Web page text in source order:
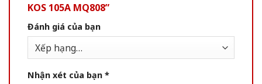
KOS 105A MQ808”
Đánh giá của bạn
Nhận xét của bạn *